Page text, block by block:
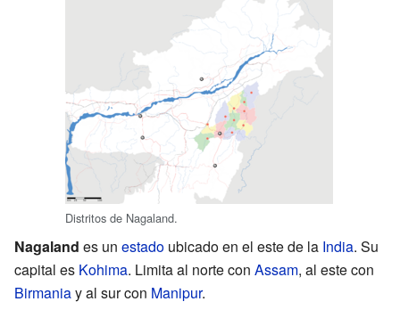
Distritos de Nagaland.
Nagaland es un estado ubicado en el este de la India. Su
capital es Kohima. Limita al norte con Assam, al este con
Birmaniay al sur con Manipur.